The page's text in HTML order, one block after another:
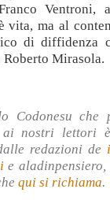
Ventroni,
vita, ma al
di diffidenza
Roberto Mirasola.
Codonesu che
nostri lettori
redazioni de
e aladinpensiero,
qui si richiama.